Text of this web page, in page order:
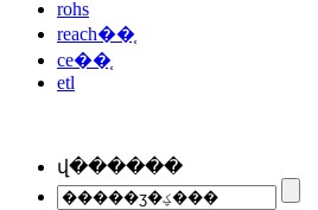
rohs
reach��֤
ce��֤
etl
վ������